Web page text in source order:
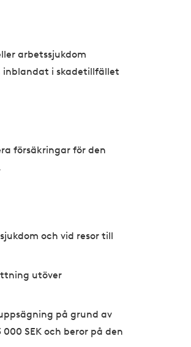
arbetssjukdom
inblandat i skadetillfället
försäkringar för den
och vid resor till
utöver
på grund av
SEK och beror på den